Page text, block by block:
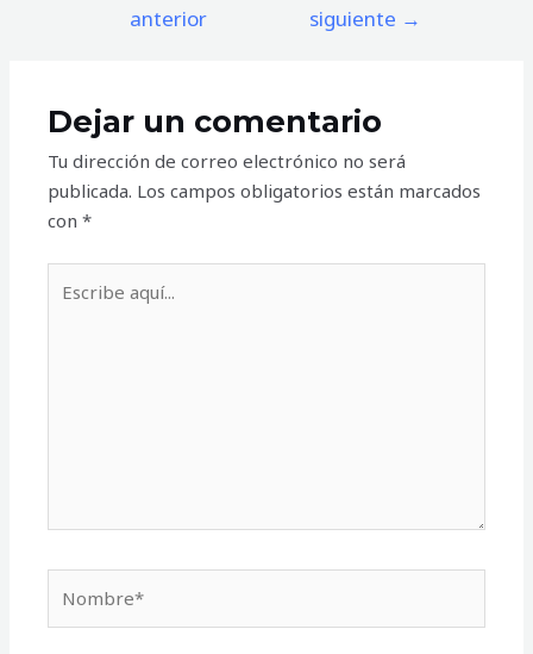
entradasanterior
siguiente →
Dejar un comentario
Tu dirección de correo electrónico no será
publicada. Los campos obligatorios están marcados
con*
aquí...